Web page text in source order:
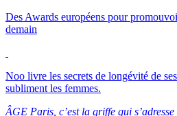
Des Awards européens pour
demain
Noo livre les secrets de longévité de
subliment les femmes.
ÂGE Paris, c’est la griffe qui